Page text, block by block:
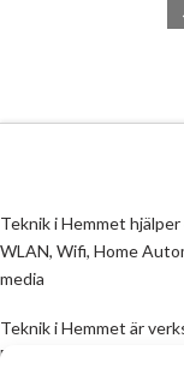
Teknik i Hemmet
WLAN, Wifi, Home
media
Teknik i Hemmet är
Email: